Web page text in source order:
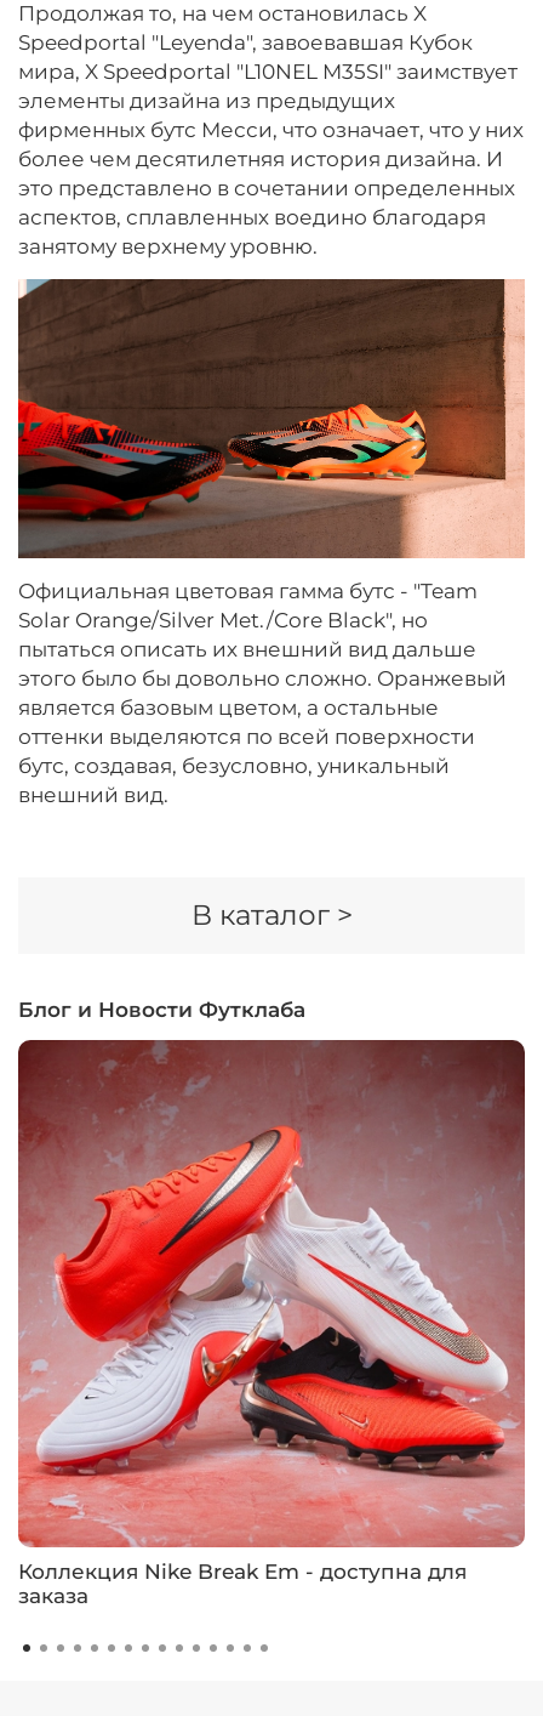
Продолжая то, на чем остановилась X
Speedportal "Leyenda", завоевавшая Кубок
мира, X Speedportal "L10NEL M35SI" заимствует
элементы дизайна из предыдущих
фирменных бутс Месси, что означает, что у них
более чем десятилетняя история дизайна. И
это представлено в сочетании определенных
аспектов, сплавленных воедино благодаря
занятому верхнему уровню.
Официальная цветовая гамма бутс - "Team
Solar Orange/Silver Met./Core Black", но
пытаться описать их внешний вид дальше
этого было бы довольно сложно. Оранжевый
является базовым цветом, а остальные
оттенки выделяются по всей поверхности
бутс, создавая, безусловно, уникальный
внешний вид.
В каталог >
Блог и Новости Футклаба
Коллекция Nike Break Em - доступна для
заказа